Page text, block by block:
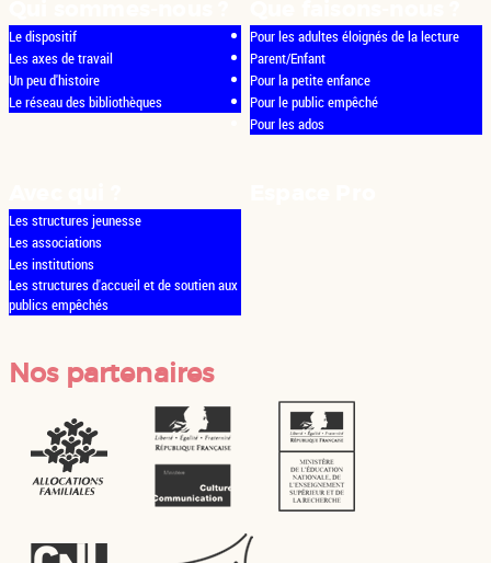
Le dispositif
Les axes de travail
Un peu d'histoire
Le réseau des bibliothèques
Pour les adultes éloignés de la lecture
Parent/Enfant
Pour la petite enfance
Pour le public empêché
Pour les ados
Les structures jeunesse
Les associations
Les institutions
Les structures d'accueil et de soutien aux
publics empêchés
Nos partenaires